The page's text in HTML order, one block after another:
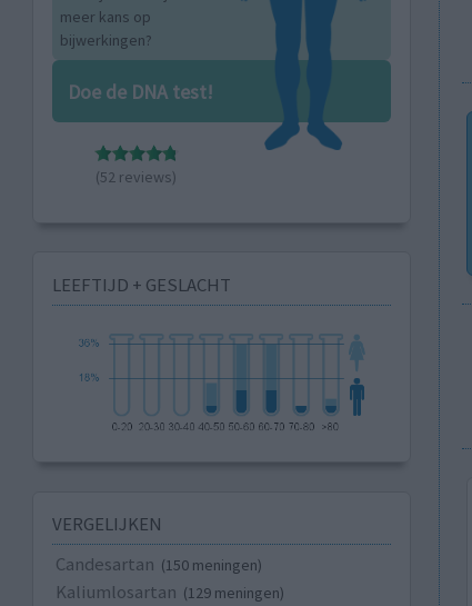
meer kans op
bijwerkingen?
Doe de DNA test!
(52 reviews)
LEEFTIJD + GESLACHT
VERGELIJKEN
Candesartan (150 meningen)
Kaliumlosartan (129 meningen)